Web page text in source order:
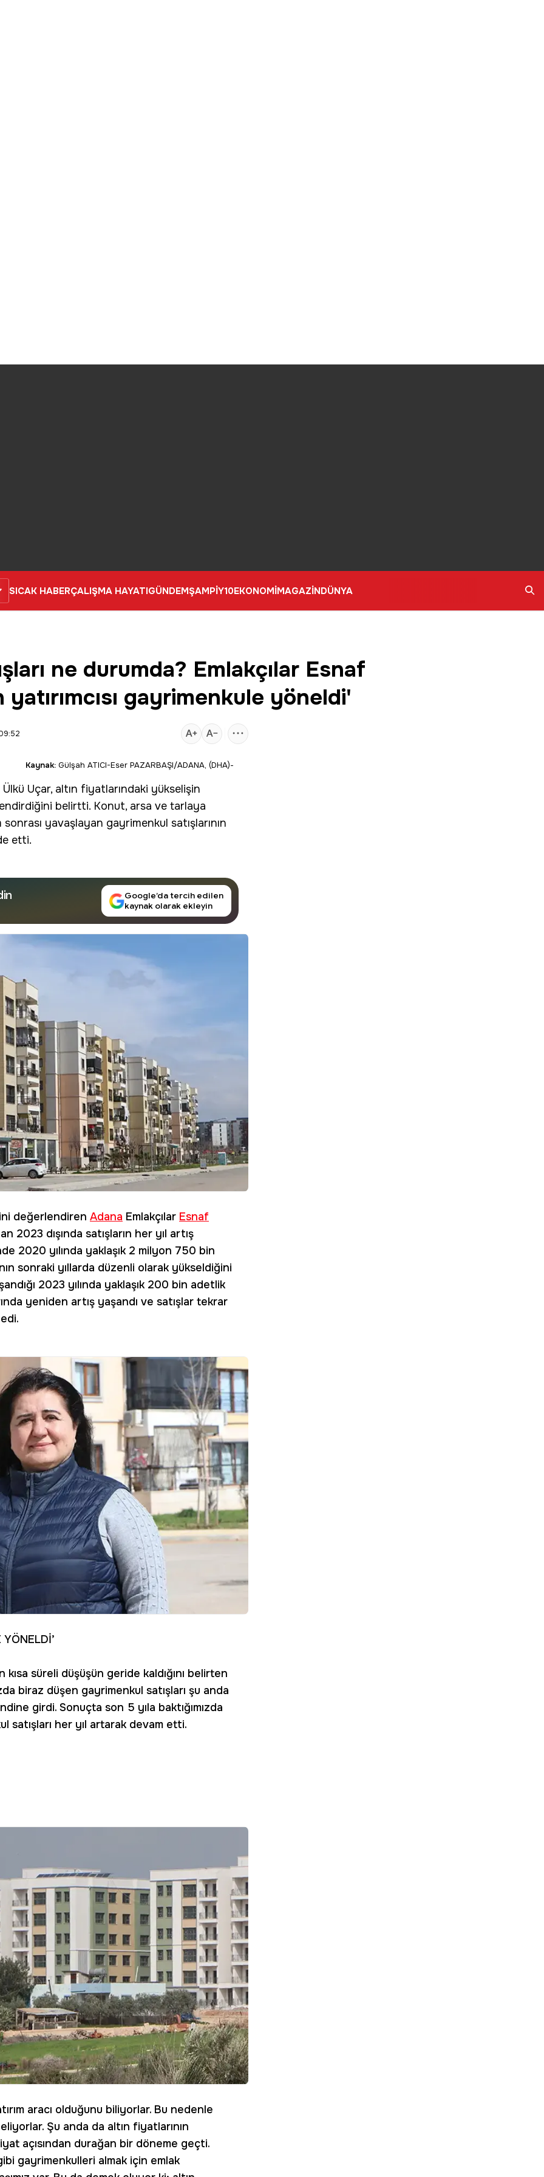
SICAK HABERÇALIŞMA HAYATIGÜNDEMŞAMPİY10EKONOMİMAGAZİNDÜNYA
ne durumda? Emlakçılar Esnaf
yatırımcısı gayrimenkule yöneldi'
Kaynak: Gülşah ATICI-Eser PAZARBAŞI/ADANA, (DHA)-
Ülkü Uçar, altın fiyatlarındaki yükselişin
belirtti. Konut, arsa ve tarlaya
yavaşlayan gayrimenkul satışlarının
etti.
Google’da tercih edilen
kaynak olarak ekleyin
değerlendiren Adana Emlakçılar Esnaf
2023 dışında satışların her yıl artış
2020 yılında yaklaşık 2 milyon 750 bin
sonraki yıllarda düzenli olarak yükseldiğini
2023 yılında yaklaşık 200 bin adetlik
yeniden artış yaşandı ve satışlar tekrar
YÖNELDİ’
süreli düşüşün geride kaldığını belirten
biraz düşen gayrimenkul satışları şu anda
girdi. Sonuçta son 5 yıla baktığımızda
satışları her yıl artarak devam etti.
aracı olduğunu biliyorlar. Bu nedenle
Şu anda da altın fiyatlarının
açısından durağan bir döneme geçti.
gayrimenkulleri almak için emlak